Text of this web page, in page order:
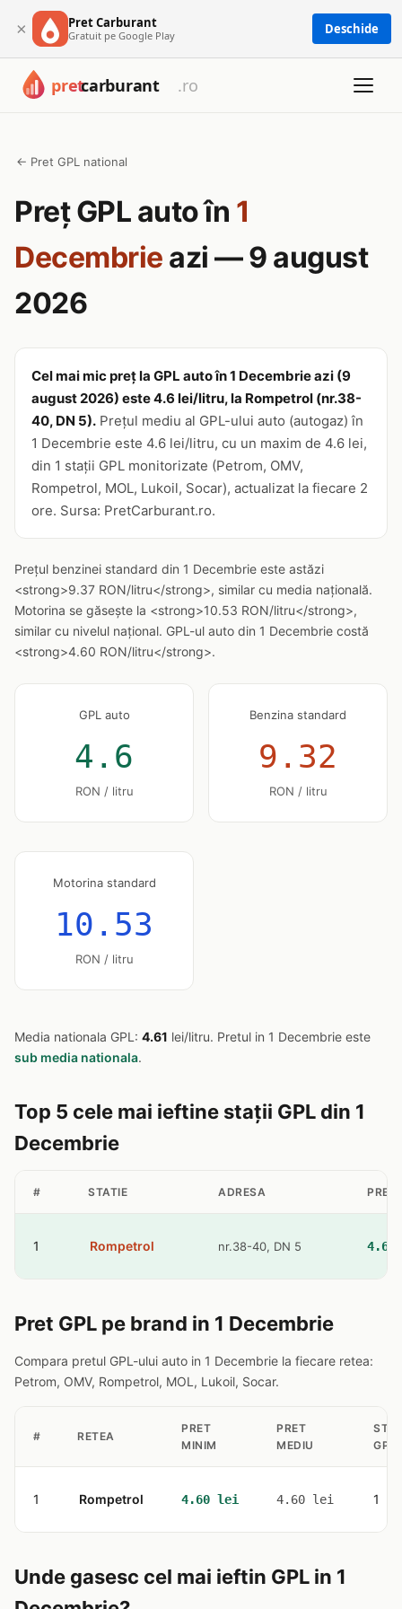
× Pret Carburant
Gratuit pe Google Play Deschide
← Pret GPL national
Preț GPL auto în 1
Decembrie azi — 9 august
2026
Cel mai mic preț la GPL auto în 1 Decembrie azi (9
august 2026) este 4.6 lei/litru, la Rompetrol (nr.38-
40, DN 5). Prețul mediu al GPL-ului auto (autogaz) în
1 Decembrie este 4.6 lei/litru, cu un maxim de 4.6 lei,
din 1 stații GPL monitorizate (Petrom, OMV,
Rompetrol, MOL, Lukoil, Socar), actualizat la fiecare 2
ore. Sursa: PretCarburant.ro.
Prețul benzinei standard din 1 Decembrie este astăzi
<strong>9.37 RON/litru</strong>, similar cu media națională.
Motorina se găsește la <strong>10.53 RON/litru</strong>,
similar cu nivelul național. GPL-ul auto din 1 Decembrie costă
<strong>4.60 RON/litru</strong>.
GPL auto
4.6
RON / litru
Benzina standard
9.32
RON / litru
Motorina standard
10.53
RON / litru
Media nationala GPL: 4.61 lei/litru. Pretul in 1 Decembrie este
sub media nationala.
Top 5 cele mai ieftine stații GPL din 1
Decembrie
# STATIE ADRESA PRET
1 Rompetrol nr.38-40, DN 5 4.6
Pret GPL pe brand in 1 Decembrie
Compara pretul GPL-ului auto in 1 Decembrie la fiecare retea:
Petrom, OMV, Rompetrol, MOL, Lukoil, Socar.
# RETEA
PRET
MINIM
PRET
MEDIU
GPL
1 Rompetrol 4.60 lei 4.60 lei 1
Unde gasesc cel mai ieftin GPL in 1